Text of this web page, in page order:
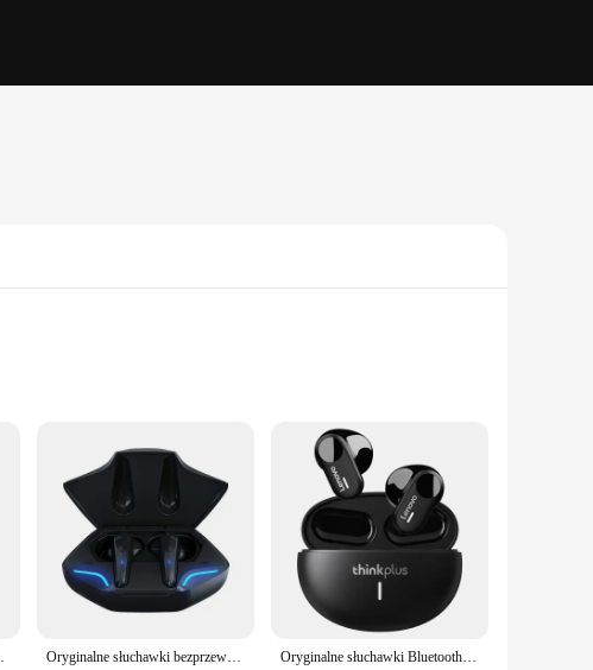
These earbuds are equipped with advanced Bluetooth 5.0
in a video call, the sound quality is sure to impress.
of daily use, making them perfect for active individuals. The
you to find the perfect seal for an uninterrupted audio
Bluetooth Pro 4 Słuchawki douszne Oryginalne słuchawki bezprzewodowe X15pro TWS Gamingowe słuchawki Bluetooth z mikrofonami Redukcja szumów Słuchawki basowe o wysokiej wierności Oryginalne słuchawki Bluetooth Lenovo LP19 TWS HIFI bezprzewodowe słuchawki douszne słuchawki sportowe podwójny zestaw słuchawkowy z mikrofonem HD